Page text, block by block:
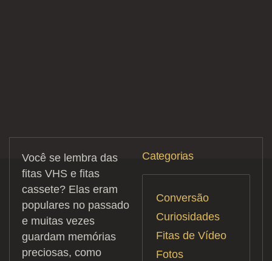
Você se lembra das
fitas VHS e fitas
cassete? Elas eram
populares no passado
e muitas vezes
guardam memórias
preciosas, como
Categorias
Conversão
Curiosidades
Fitas de Vídeo
Fotos